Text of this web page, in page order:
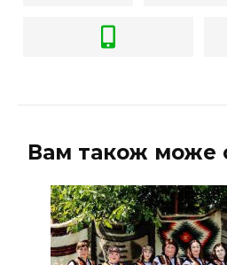
Вам також може